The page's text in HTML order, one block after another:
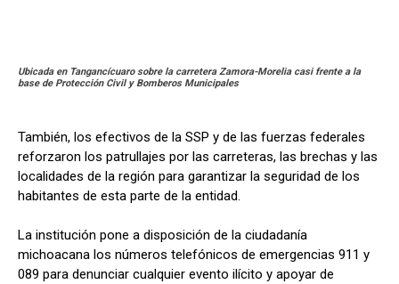
Ubicada en Tangancícuaro sobre la carretera Zamora-Morelia casi frente a la
base de Protección Civil y Bomberos Municipales
También, los efectivos de la SSP y de las fuerzas federales
reforzaron los patrullajes por las carreteras, las brechas y las
localidades de la región para garantizar la seguridad de los
habitantes de esta parte de la entidad.
La institución pone a disposición de la ciudadanía
michoacana los números telefónicos de emergencias 911 y
089 para denunciar cualquier evento ilícito y apoyar de